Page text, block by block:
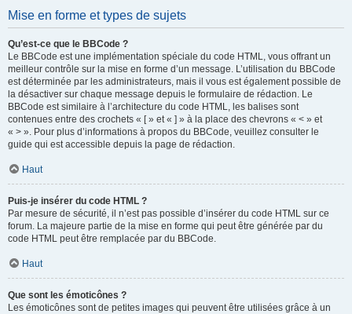
Mise en forme et types de sujets
Qu’est-ce que le BBCode ?
Le BBCode est une implémentation spéciale du code HTML, vous offrant un
meilleur contrôle sur la mise en forme d’un message. L’utilisation du BBCode
est déterminée par les administrateurs, mais il vous est également possible de
la désactiver sur chaque message depuis le formulaire de rédaction. Le
BBCode est similaire à l’architecture du code HTML, les balises sont
contenues entre des crochets « [ » et « ] » à la place des chevrons « < » et
« > ». Pour plus d’informations à propos du BBCode, veuillez consulter le
guide qui est accessible depuis la page de rédaction.
Haut
Puis-je insérer du code HTML ?
Par mesure de sécurité, il n’est pas possible d’insérer du code HTML sur ce
forum. La majeure partie de la mise en forme qui peut être générée par du
code HTML peut être remplacée par du BBCode.
Haut
Que sont les émoticônes ?
Les émoticônes sont de petites images qui peuvent être utilisées grâce à un